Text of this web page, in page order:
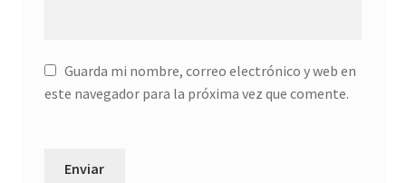
Guarda mi nombre, correo electrónico y web en
este navegador para la próxima vez que comente.